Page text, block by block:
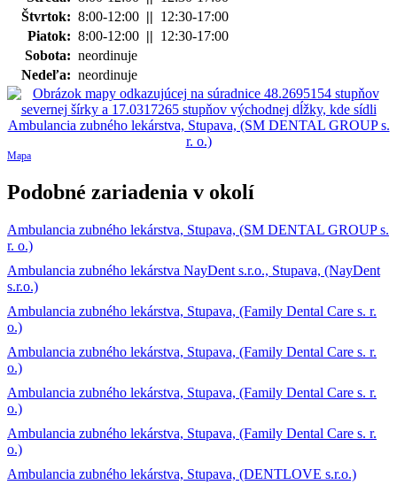
Štvrtok: 8:00-12:00 || 12:30-17:00
Piatok: 8:00-12:00 || 12:30-17:00
Sobota: neordinuje
Nedeľa: neordinuje
Mapa
Podobné zariadenia v okolí
Ambulancia zubného lekárstva, Stupava, (SM DENTAL GROUP s.
r. o.)
Ambulancia zubného lekárstva NayDent s.r.o., Stupava, (NayDent
s.r.o.)
Ambulancia zubného lekárstva, Stupava, (Family Dental Care s. r.
o.)
Ambulancia zubného lekárstva, Stupava, (Family Dental Care s. r.
o.)
Ambulancia zubného lekárstva, Stupava, (Family Dental Care s. r.
o.)
Ambulancia zubného lekárstva, Stupava, (Family Dental Care s. r.
o.)
Ambulancia zubného lekárstva, Stupava, (DENTLOVE s.r.o.)